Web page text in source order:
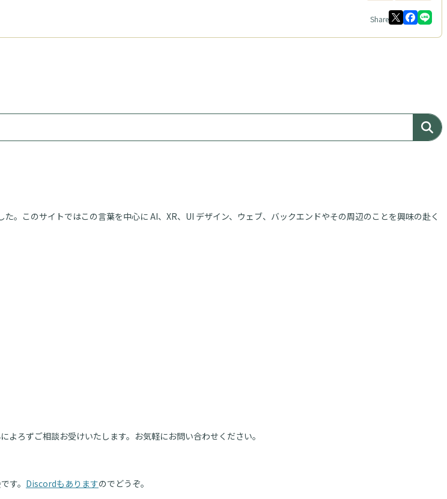
Share
。このサイトではこの言葉を中心に AI、XR、UI デザイン、ウェブ、バックエンドやその周辺のことを興味の赴く
よろずご相談お受けいたします。お気軽にお問い合わせください。
す。 Discordもありますのでどうぞ。